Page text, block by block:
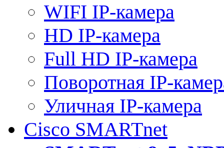
WIFI IP-камера
HD IP-камера
Full HD IP-камера
Поворотная IP-
Уличная IP-камера
Cisco SMARTnet